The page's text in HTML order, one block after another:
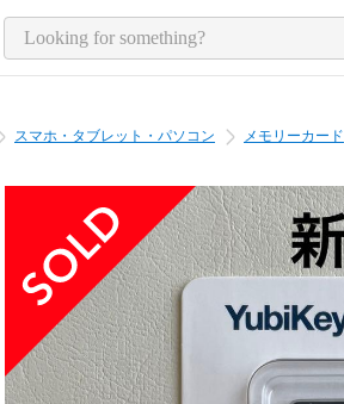
スマホ・タブレット・パソコン メモリーカード